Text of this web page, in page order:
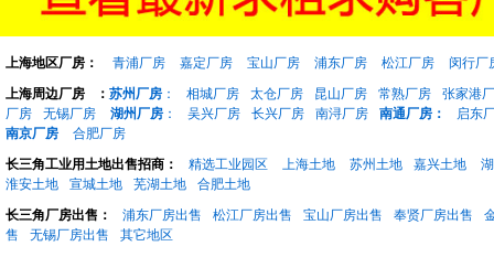
上海地区厂房： 青浦厂房 嘉定厂房 宝山厂房 浦东厂房 松江厂房
闵行厂
上海周边厂房
： 苏州厂房 ： 相城厂房 太仓厂房 昆山厂房 常熟厂房
张家港
厂房
无锡厂房 湖州厂房 ： 吴兴厂房 长兴厂房 南浔厂房 南通厂房：
启东
南京厂房
合肥厂房
长三角工业用土地出售招商：
精选工业园区 上海土地 苏州土地 嘉兴土地
淮安土地
宣城土地 芜湖土地
合肥土地
长三角厂房出售：
浦东厂房出售 松江厂房出售 宝山厂房出售 奉贤厂房出售
售
无锡厂房出售
其它地区